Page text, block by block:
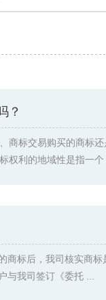
？
商标交易购买的商标
权利的地域性是指一
商标后，我司核实商标
与我司签订《委托 ...